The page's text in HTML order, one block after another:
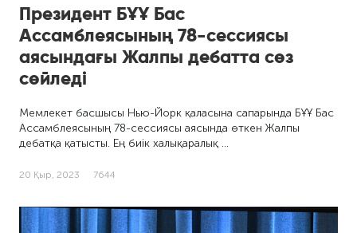
Президент БҰҰ Бас
Ассамблеясының 78-сессиясы
аясындағы Жалпы дебатта сөз
сөйледі
Мемлекет басшысы Нью-Йорк қаласына сапарында БҰҰ Бас
Ассамблеясының 78-сессиясы аясында өткен Жалпы
дебатқа қатысты. Ең биік халықаралық …
20 Қыр, 2023 7644